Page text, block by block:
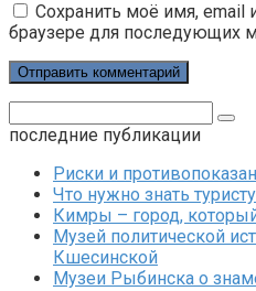
Сохранить моё имя, email
браузере для последующих
последние публикации
Риски и
Что нужно знать
Кимры – город,
Музей политической
Кшесинской
Музеи Рыбинска о